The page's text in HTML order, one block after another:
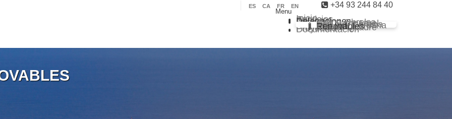
+34 93 244 84 40
ES CA FR EN
Menu
Inicio
Servicios
Sectores
Delegaciones
Grupo Obrelsa
Sarl Saim Argel
Eco Ind. Chilena
Eco Ind. Peruana
Eco Ind. Renovables
Master Quadre
Proyectos
Documentación